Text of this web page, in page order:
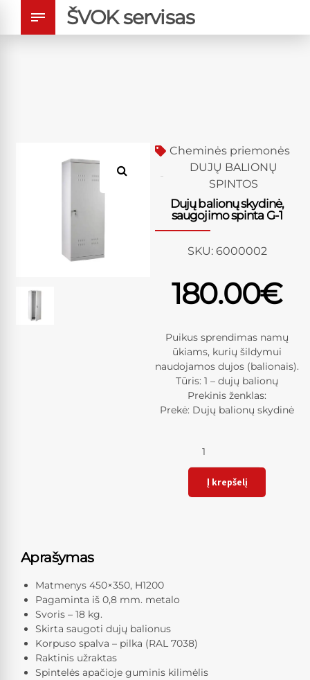
ŠVOK servisas
Cheminės priemonės
DUJŲ BALIONŲ
SPINTOS
Dujų balionų skydinė,
saugojimo spinta G-1
SKU: 6000002
180.00€
Puikus sprendimas namų
ūkiams, kurių šildymui
naudojamos dujos (balionais).
Tūris: 1 – dujų balionų
Prekinis ženklas:
Prekė: Dujų balionų skydinė
Į krepšelį
Aprašymas
Matmenys 450×350, H1200
Pagaminta iš 0,8 mm. metalo
Svoris – 18 kg.
Skirta saugoti dujų balionus
Korpuso spalva – pilka (RAL 7038)
Raktinis užraktas
Spintelės apačioje guminis kilimėlis